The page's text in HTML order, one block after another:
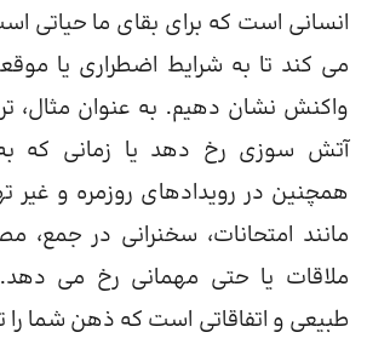
انسانی است که برای بقای ما حیاتی
می کند تا به شرایط اضطراری یا
واکنش نشان دهیم. به عنوان مثال،
آتش سوزی رخ دهد یا زمانی که
همچنین در رویدادهای روزمره و غیر
مانند امتحانات، سخنرانی در جمع،
ملاقات یا حتی مهمانی رخ می
طبیعی و اتفاقاتی است که ذهن شما را